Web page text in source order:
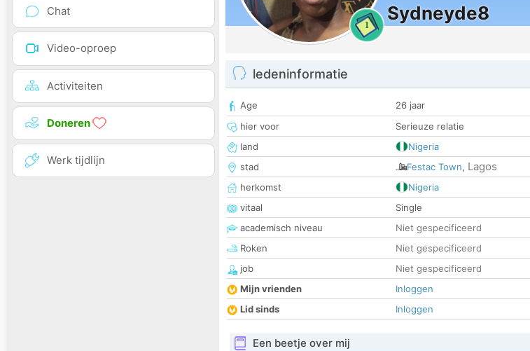
Chat
Video-oproep
Activiteiten
Doneren
Werk tijdlijn
1
Sydneyde8
ledeninformatie
Age
26 jaar
hier voor
Serieuze relatie
land
Nigeria
stad
Festac Town, Lagos
herkomst
Nigeria
vitaal
Single
academisch niveau
Niet gespecificeerd
Roken
Niet gespecificeerd
job
Niet gespecificeerd
Mijn vrienden
Inloggen
Lid sinds
Inloggen
Een beetje over mij